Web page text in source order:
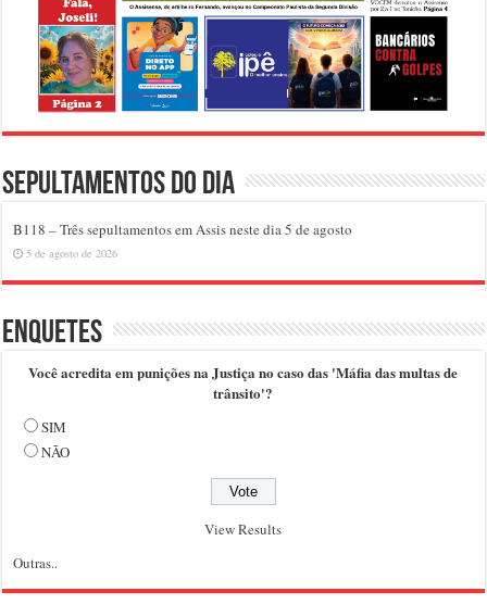
Sepultamentos do dia
B118 – Três sepultamentos em Assis neste dia 5 de agosto
5 de agosto de 2026
Enquetes
Você acredita em punições na Justiça no caso das 'Máfia das multas de
trânsito'?
SIM
NÃO
View Results
Outras..